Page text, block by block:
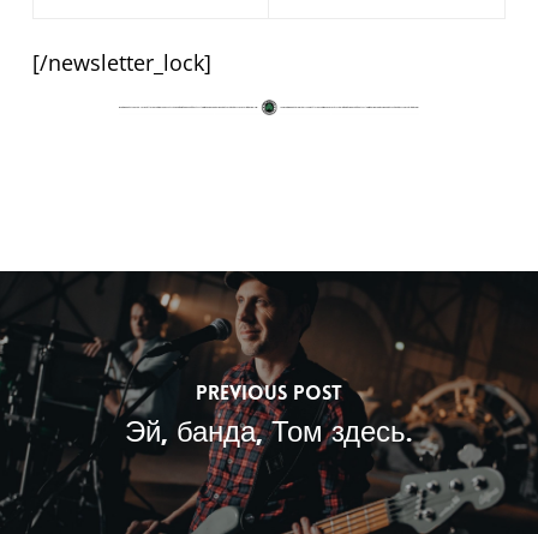
[/newsletter_lock]
Previous Post
Эй, банда, Том здесь.